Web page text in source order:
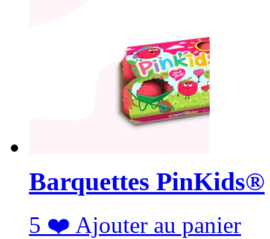
Barquettes PinKids®
5 ❤️ Ajouter au panier